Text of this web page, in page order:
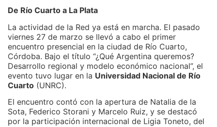
De Río Cuarto a La Plata
La actividad de la Red ya está en marcha. El pasado
viernes 27 de marzo se llevó a cabo el primer
encuentro presencial en la ciudad de Río Cuarto,
Córdoba. Bajo el título “¿Qué Argentina queremos?
Desarrollo regional y modelo económico nacional”, el
evento tuvo lugar en la Universidad Nacional de Río
Cuarto (UNRC).
El encuentro contó con la apertura de Natalia de la
Sota, Federico Storani y Marcelo Ruiz, y se destacó
por la participación internacional de Ligia Toneto, del